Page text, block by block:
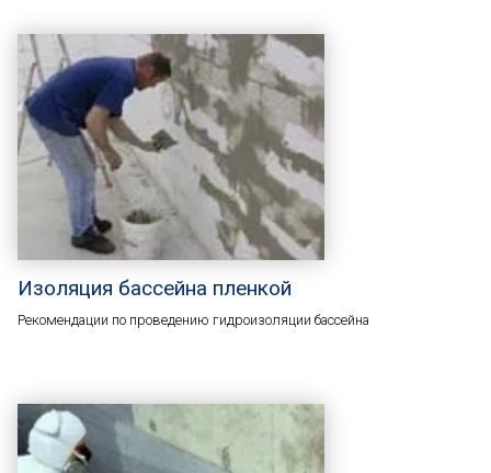
Изоляция бассейна пленкой
Рекомендации по проведению гидроизоляции бассейна